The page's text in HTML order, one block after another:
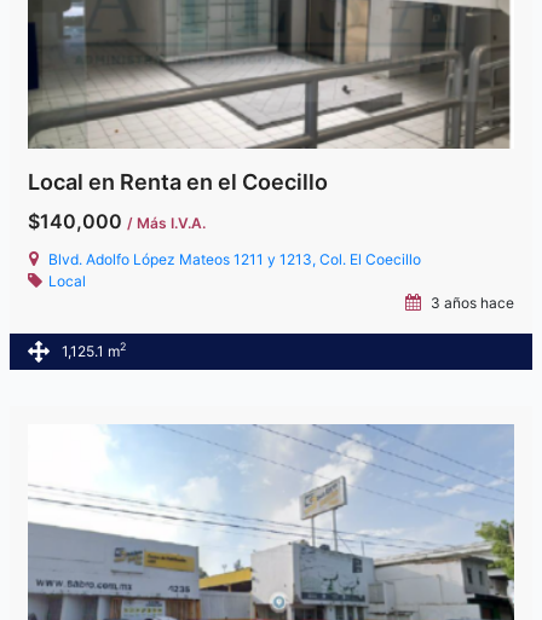
Local en Renta en el Coecillo
$140,000 / Más I.V.A.
Blvd. Adolfo López Mateos 1211 y 1213, Col. El Coecillo
Local
3 años hace
1,125.1 m2